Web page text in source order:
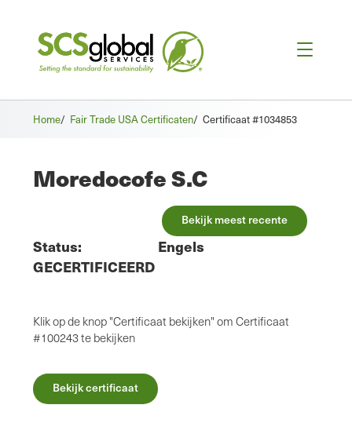
Home/ Fair Trade USA Certificaten/ Certificaat #1034853
Moredocofe S.C
Bekijk meest recente
Status:
GECERTIFICEERD
Engels
Klik op de knop "Certificaat bekijken" om Certificaat
#100243 te bekijken
Bekijk certificaat